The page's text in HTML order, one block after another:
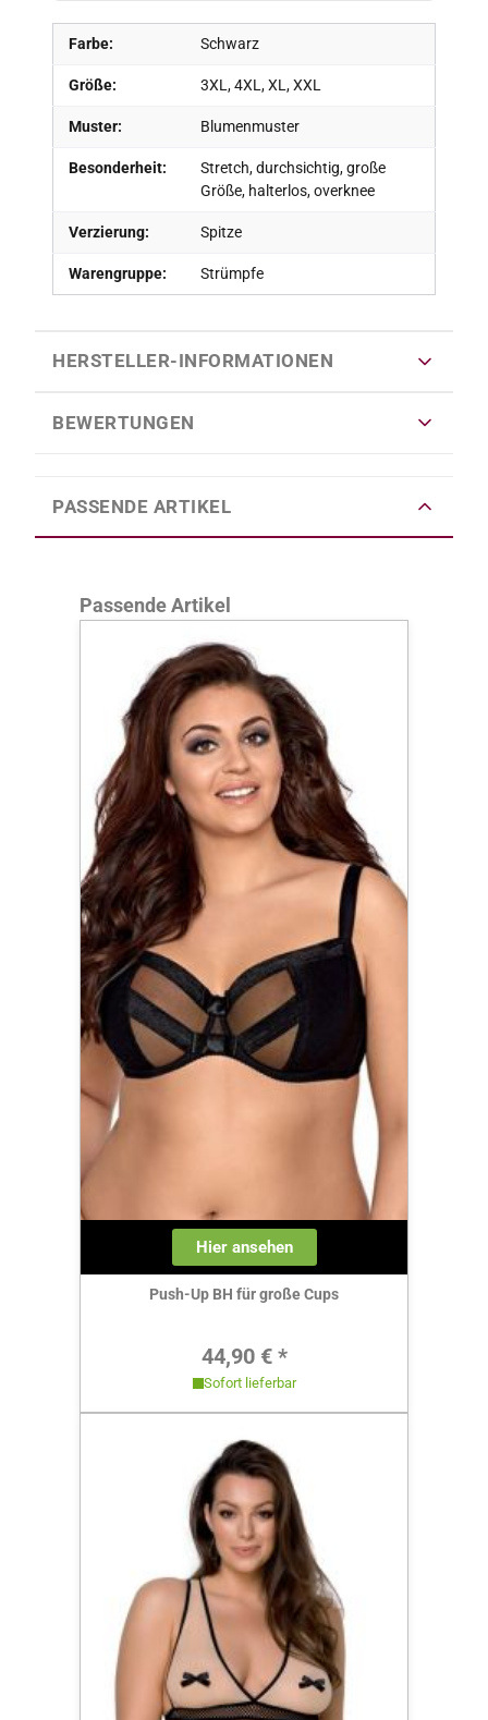
Farbe: Schwarz
Größe: 3XL, 4XL, XL, XXL
Muster: Blumenmuster
Besonderheit:
Stretch, durchsichtig, große
Größe, halterlos, overknee
Verzierung: Spitze
Warengruppe: Strümpfe
HERSTELLER-INFORMATIONEN
BEWERTUNGEN
PASSENDE ARTIKEL
Produktgalerie überspringen
Passende Artikel
Hier ansehen
Push-Up BH für große Cups
Regulärer Preis:
44,90 € *
Sofort lieferbar